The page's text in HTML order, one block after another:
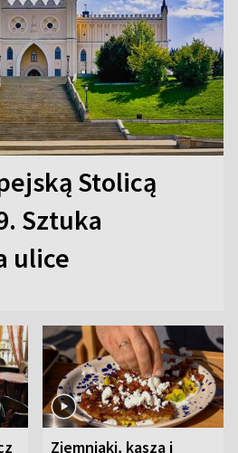
Stolicą
Sztuka
ulice
Ziemniaki, kasza i